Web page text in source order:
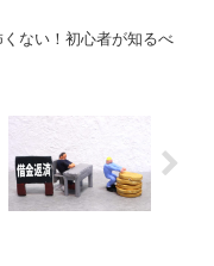
ない！初心者が知るべ